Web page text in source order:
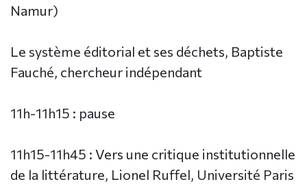
Namur)
Le système éditorial et ses déchets, Baptiste
Fauché, chercheur indépendant
11h-11h15 : pause
11h15-11h45 : Vers une critique institutionnelle
de la littérature, Lionel Ruffel, Université Paris